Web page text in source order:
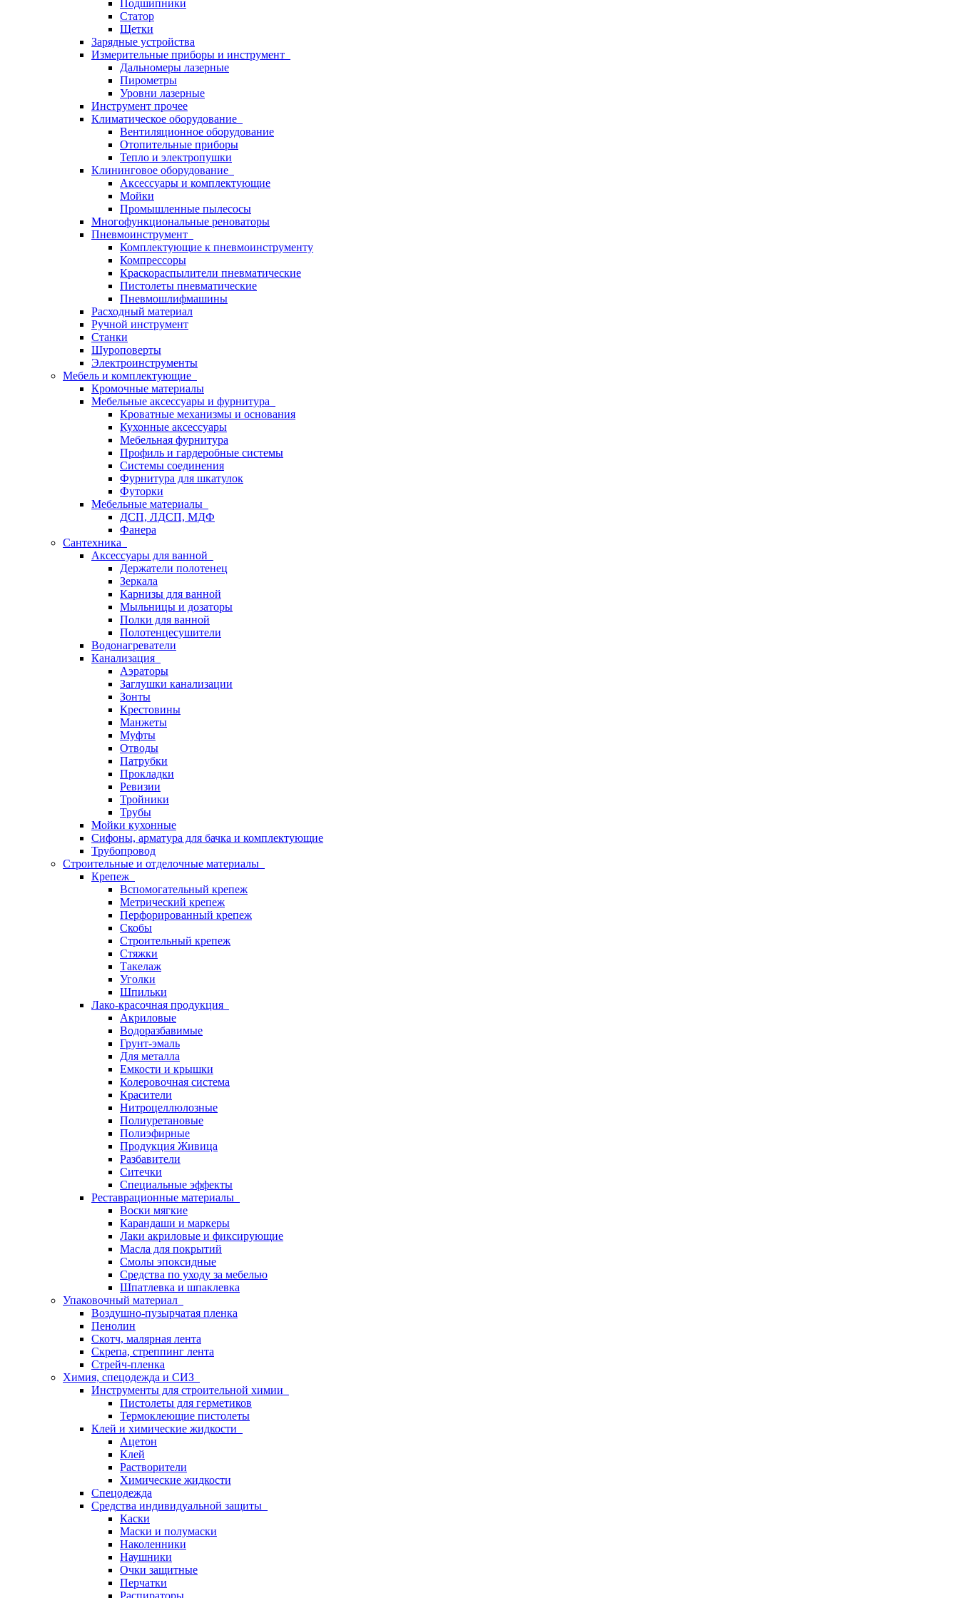
Подшипники
Статор
Щетки
Зарядные устройства
Измерительные приборы и инструмент
Дальномеры лазерные
Пирометры
Уровни лазерные
Инструмент прочее
Климатическое оборудование
Вентиляционное оборудование
Отопительные приборы
Тепло и электропушки
Клининговое оборудование
Аксессуары и комплектующие
Мойки
Промышленные пылесосы
Многофункциональные реноваторы
Пневмоинструмент
Комплектующие к пневмоинструменту
Компрессоры
Краскораспылители пневматические
Пистолеты пневматические
Пневмошлифмашины
Расходный материал
Ручной инструмент
Станки
Шуроповерты
Электроинструменты
Мебель и комплектующие
Кромочные материалы
Мебельные аксессуары и фурнитура
Кроватные механизмы и основания
Кухонные аксессуары
Мебельная фурнитура
Профиль и гардеробные системы
Системы соединения
Фурнитура для шкатулок
Футорки
Мебельные материалы
ДСП, ЛДСП, МДФ
Фанера
Сантехника
Аксессуары для ванной
Держатели полотенец
Зеркала
Карнизы для ванной
Мыльницы и дозаторы
Полки для ванной
Полотенцесушители
Водонагреватели
Канализация
Аэраторы
Заглушки канализации
Зонты
Крестовины
Манжеты
Муфты
Отводы
Патрубки
Прокладки
Ревизии
Тройники
Трубы
Мойки кухонные
Сифоны, арматура для бачка и комплектующие
Трубопровод
Строительные и отделочные материалы
Крепеж
Вспомогательный крепеж
Метрический крепеж
Перфорированный крепеж
Скобы
Строительный крепеж
Стяжки
Такелаж
Уголки
Шпильки
Лако-красочная продукция
Акриловые
Водоразбавимые
Грунт-эмаль
Для металла
Емкости и крышки
Колеровочная система
Красители
Нитроцеллюлозные
Полиуретановые
Полиэфирные
Продукция Живица
Разбавители
Ситечки
Специальные эффекты
Реставрационные материалы
Воски мягкие
Карандаши и маркеры
Лаки акриловые и фиксирующие
Масла для покрытий
Смолы эпоксидные
Средства по уходу за мебелью
Шпатлевка и шпаклевка
Упаковочный материал
Воздушно-пузырчатая пленка
Пенолин
Скотч, малярная лента
Скрепа, стреппинг лента
Стрейч-пленка
Химия, спецодежда и СИЗ
Инструменты для строительной химии
Пистолеты для герметиков
Термоклеющие пистолеты
Клей и химические жидкости
Ацетон
Клей
Растворители
Химические жидкости
Спецодежда
Средства индивидуальной защиты
Каски
Маски и полумаски
Наколенники
Наушники
Очки защитные
Перчатки
Распираторы